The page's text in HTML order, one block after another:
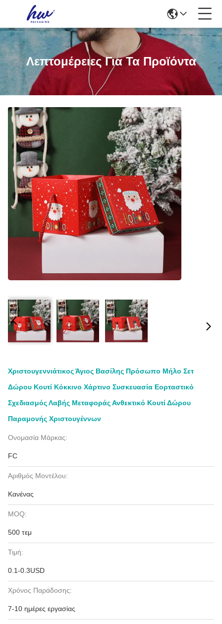
Λεπτομέρειες Για Τα Προϊόντα
Χριστουγεννιάτικος Άγιος Βασίλης Πρόσωπο Μήλο Σετ
Δώρου Κουτί Κόκκινο Χάρτινο Συσκευασία Εορταστικό
Σχεδιασμός Λαβής Μεταφοράς Ανθεκτικό Κουτί Δώρου
Παραμονής Χριστουγέννων
Ονομασία Μάρκας:
FC
Αριθμός Μοντέλου:
Κανένας
MOQ:
500 τεμ
Τιμή:
0.1-0.3USD
Χρόνος Παράδοσης:
7-10 ημέρες εργασίας